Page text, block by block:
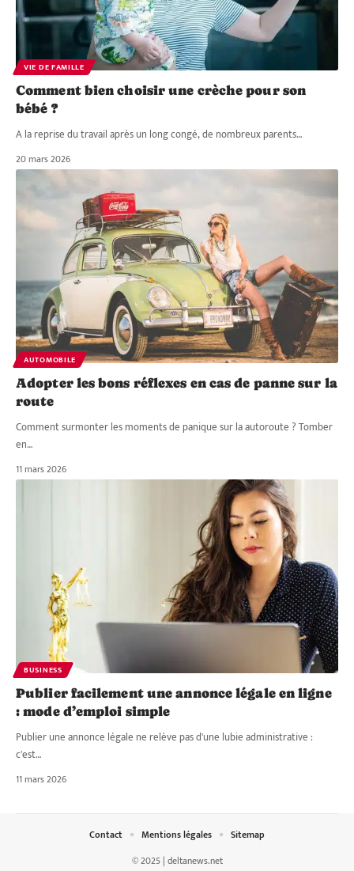
VIE DE FAMILLE
Comment bien choisir une crèche pour son
bébé ?
A la reprise du travail après un long congé, de nombreux parents…
20 mars 2026
AUTOMOBILE
Adopter les bons réflexes en cas de panne sur la
route
Comment surmonter les moments de panique sur la autoroute ? Tomber
en…
11 mars 2026
BUSINESS
Publier facilement une annonce légale en ligne
: mode d’emploi simple
Publier une annonce légale ne relève pas d'une lubie administrative :
c'est…
11 mars 2026
© 2025 | deltanews.net
Contact Mentions légales Sitemap